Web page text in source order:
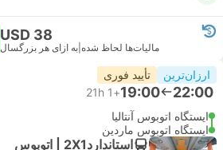
USD 38
مالیات‌ها لحاظ شده به ازای هر بزرگسال
ارزان‌ترین تأیید فوری
22:00
19:00
+1
21h
ایستگاه اتوبوس آنتالیا
ایستگاه اتوبوس ماردین
استاندارد2X1 | اتوبوس